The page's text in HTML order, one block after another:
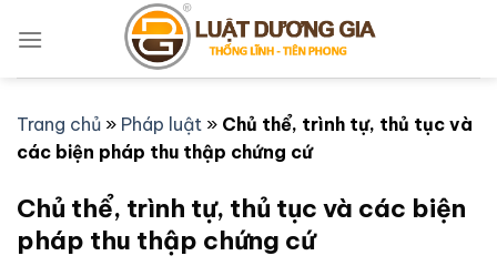
qua
Trang chủ » Pháp luật » Chủ thể, trình tự, thủ tục và
các biện pháp thu thập chứng cứ
Chủ thể, trình tự, thủ tục và các biện
pháp thu thập chứng cứ